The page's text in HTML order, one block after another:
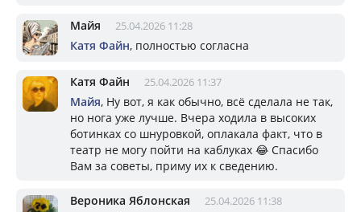
Майя 25.04.2026 11:28
Катя Файн, полностью согласна
Катя Файн 25.04.2026 11:37
Майя, Ну вот, я как обычно, всё сделала не так,
но нога уже лучше. Вчера ходила в высоких
ботинках со шнуровкой, оплакала факт, что в
театр не могу пойти на каблуках 😂 Спасибо
Вам за советы, приму их к сведению.
Вероника Яблонская 25.04.2026 11:38